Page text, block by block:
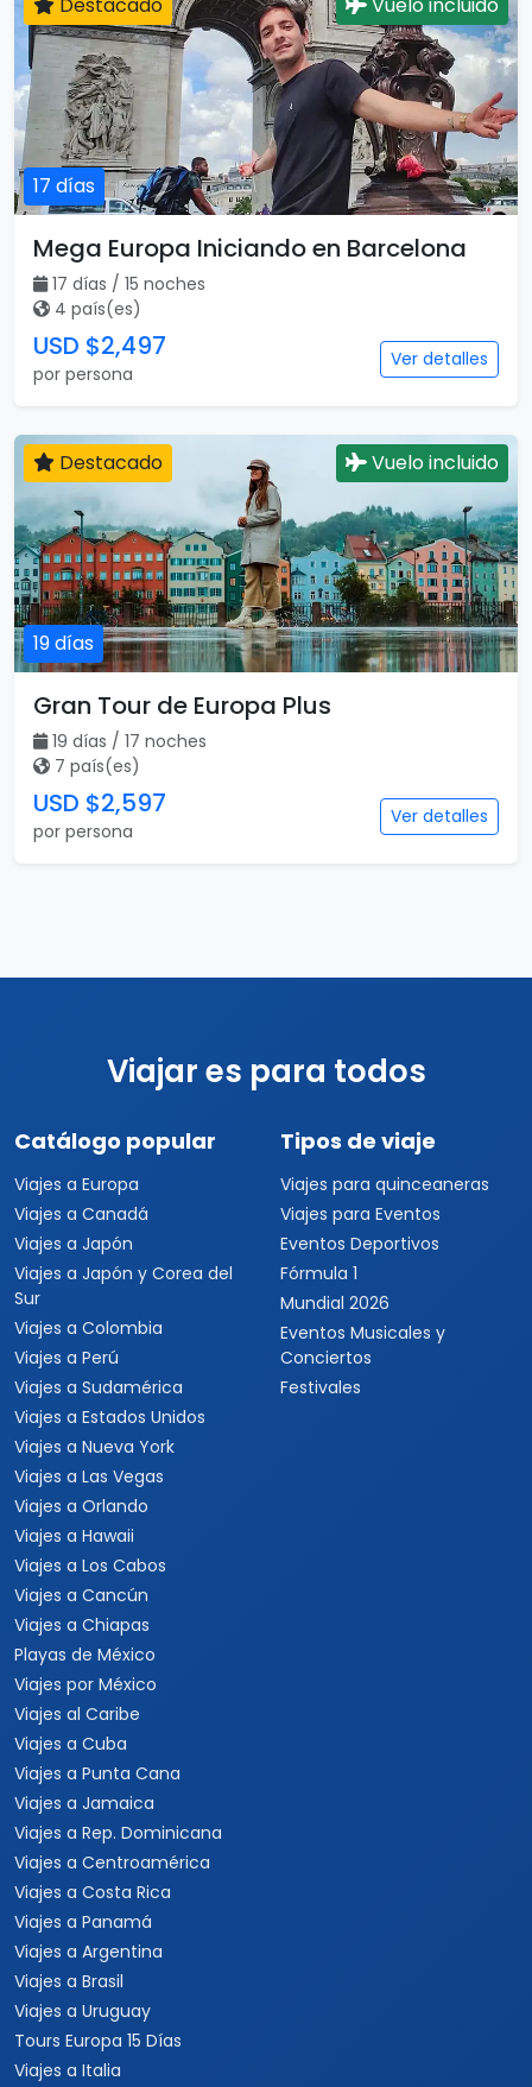
17 días
Mega Europa Iniciando en Barcelona
17 días / 15 noches
4 país(es)
USD $2,497
por persona
Ver detalles
19 días
Destacado Vuelo incluido
Gran Tour de Europa Plus
19 días / 17 noches
7 país(es)
USD $2,597
por persona
Ver detalles
Viajar es para todos
Catálogo popular
Viajes a Europa
Viajes a Canadá
Viajes a Japón
Viajes a Japón y Corea del
Sur
Viajes a Colombia
Viajes a Perú
Viajes a Sudamérica
Viajes a Estados Unidos
Viajes a Nueva York
Viajes a Las Vegas
Viajes a Orlando
Viajes a Hawaii
Viajes a Los Cabos
Viajes a Cancún
Viajes a Chiapas
Playas de México
Viajes por México
Viajes al Caribe
Viajes a Cuba
Viajes a Punta Cana
Viajes a Jamaica
Viajes a Rep. Dominicana
Viajes a Centroamérica
Viajes a Costa Rica
Viajes a Panamá
Viajes a Argentina
Viajes a Brasil
Viajes a Uruguay
Tours Europa 15 Días
Viajes a Italia
Tipos de viaje
Viajes para quinceaneras
Viajes para Eventos
Eventos Deportivos
Fórmula 1
Mundial 2026
Eventos Musicales y
Conciertos
Festivales